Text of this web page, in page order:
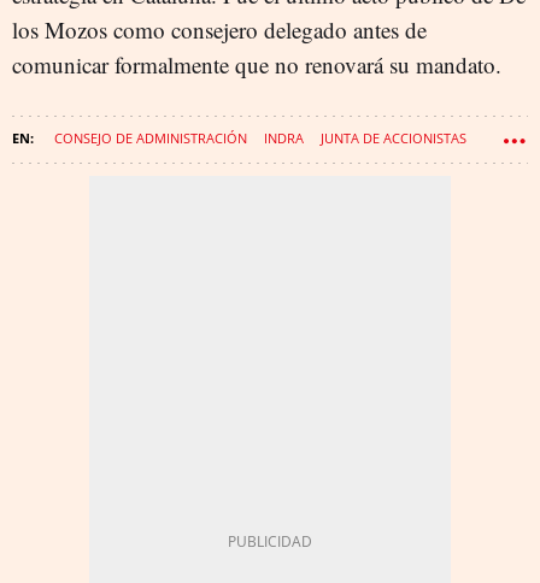
los Mozos como consejero delegado antes de
comunicar formalmente que no renovará su mandato.
CONSEJO DE ADMINISTRACIÓN INDRA JUNTA DE ACCIONISTAS